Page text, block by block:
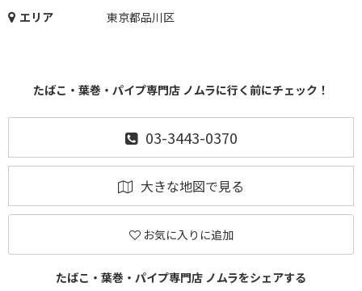
エリア 東京都品川区
たばこ・葉巻・パイプ専門店 ノムラに行く前にチェック！
03-3443-0370
大きな地図で見る
お気に入りに追加
たばこ・葉巻・パイプ専門店 ノムラをシェアする